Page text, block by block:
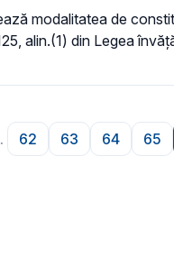
modalitatea de
alin.(1) din Legea
Pagina
62
Pagina
63
Pagina
64 65